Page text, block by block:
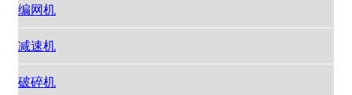
编网机
减速机
破碎机